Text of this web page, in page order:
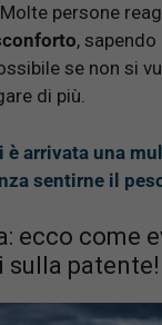
persone
,
se non si
di più.
è arrivata una
sentirne il
ecco come
sulla patente!